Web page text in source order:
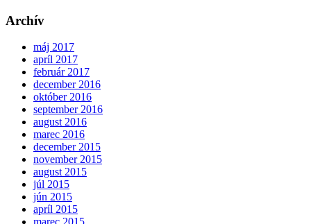
Archív
máj 2017
apríl 2017
február 2017
december 2016
október 2016
september 2016
august 2016
marec 2016
december 2015
november 2015
august 2015
júl 2015
jún 2015
apríl 2015